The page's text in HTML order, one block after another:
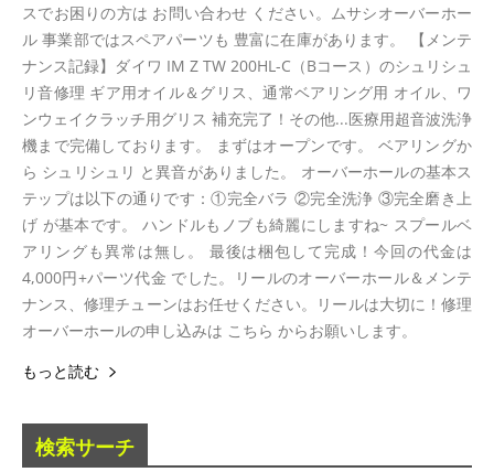
スでお困りの方は お問い合わせ ください。ムサシオーバーホー
ル 事業部ではスペアパーツも 豊富に在庫があります。 【メンテ
ナンス記録】ダイワ IM Z TW 200HL-C（Bコース）のシュリシュ
リ音修理 ギア用オイル＆グリス、通常ベアリング用 オイル、ワ
ンウェイクラッチ用グリス 補充完了！その他...医療用超音波洗浄
機まで完備しております。 まずはオープンです。 ベアリングか
ら シュリシュリ と異音がありました。 オーバーホールの基本ス
テップは以下の通りです：①完全バラ ②完全洗浄 ③完全磨き上
げ が基本です。 ハンドルもノブも綺麗にしますね~ スプールベ
アリングも異常は無し。 最後は梱包して完成！今回の代金は
4,000円+パーツ代金 でした。リールのオーバーホール＆メンテ
ナンス、修理チューンはお任せください。リールは大切に！修理
オーバーホールの申し込みは こちら からお願いします。
もっと読む
検索サーチ